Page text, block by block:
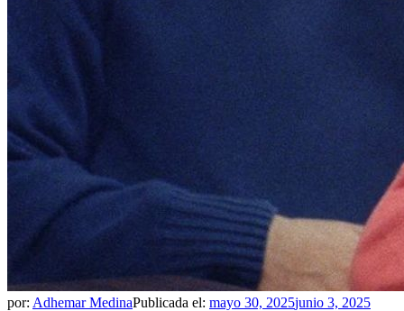
por: Adhemar MedinaPublicada el: mayo 30, 2025junio 3, 2025